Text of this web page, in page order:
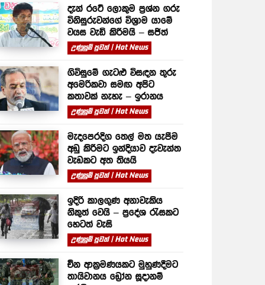
දැන් රටේ ලොකුම ප්‍රශ්න ගරු
විනිසුරුවන්ගේ විශ්‍රාම යාමේ
වයස වැඩි කිරීමයි – සජිත්
උණුසුම් පුවත් | Hot News
ගිවිසුමේ ගැටළු විසඳන තුරු
අමෙරිකවා සමඟ අපිට
කතාවක් නැහැ – ඉරානය
උණුසුම් පුවත් | Hot News
මැදපෙරදිග තෙල් මත යැපීම
අඩු කිරීමට ඉන්දියාව දැවැන්ත
වැඩකට අත තියයි
උණුසුම් පුවත් | Hot News
ඉදිරි කාලගුණ අනාවැකිය
නිකුත් වෙයි – ප්‍රදේශ රැසකට
හෙටත් වැසි
උණුසුම් පුවත් | Hot News
චීන ආක්‍රමණයකට මුහුණදීමට
තායිවානය ඩ්‍රෝන සූදානම්